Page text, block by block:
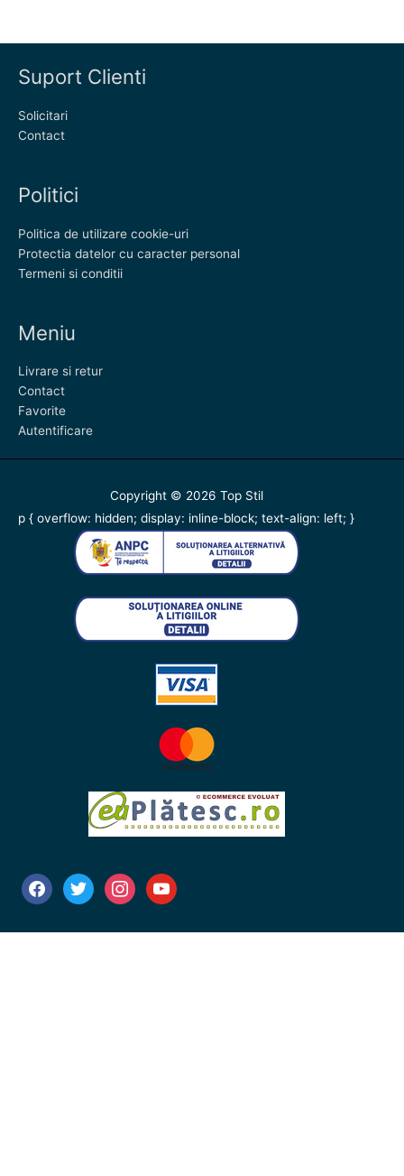
Suport Clienti
Solicitari
Contact
Politici
Politica de utilizare cookie-uri
Protectia datelor cu caracter personal
Termeni si conditii
Meniu
Livrare si retur
Contact
Favorite
Autentificare
Copyright © 2026 Top Stil
p { overflow: hidden; display: inline-block; text-align: left; }
facebooktwitter instagramyoutube